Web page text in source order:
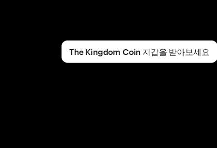
The Kingdom Coin 지갑을 받아보세요